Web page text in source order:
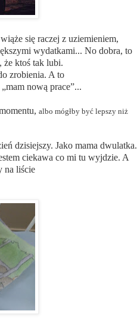
się raczej z uziemieniem,
wydatkami... No dobra, to
że ktoś tak lubi.
zrobienia. A to
nową prace”...
, albo mógłby być lepszy niż
dzisiejszy. Jako mama dwulatka.
ciekawa co mi tu wyjdzie. A
na liście